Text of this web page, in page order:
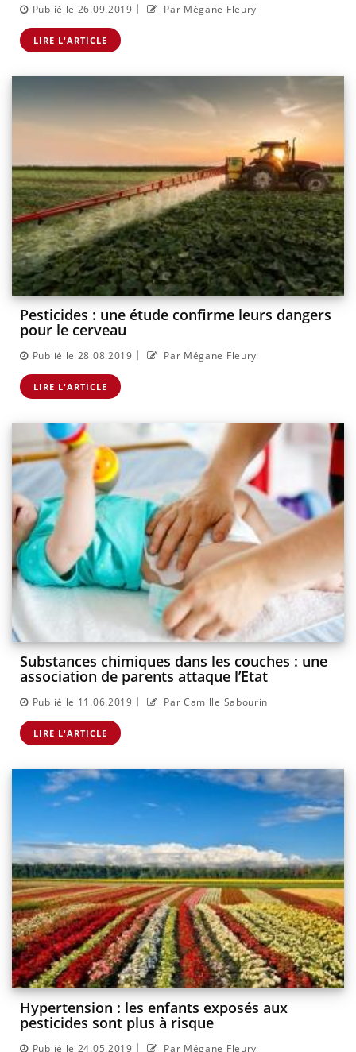
Publié le 26.09.2019 | Par Mégane Fleury
LIRE L'ARTICLE
Pesticides : une étude confirme leurs dangers
pour le cerveau
Publié le 28.08.2019 | Par Mégane Fleury
LIRE L'ARTICLE
Substances chimiques dans les couches : une
association de parents attaque l’Etat
Publié le 11.06.2019 | Par Camille Sabourin
LIRE L'ARTICLE
Hypertension : les enfants exposés aux
pesticides sont plus à risque
Publié le 24.05.2019 | Par Mégane Fleury